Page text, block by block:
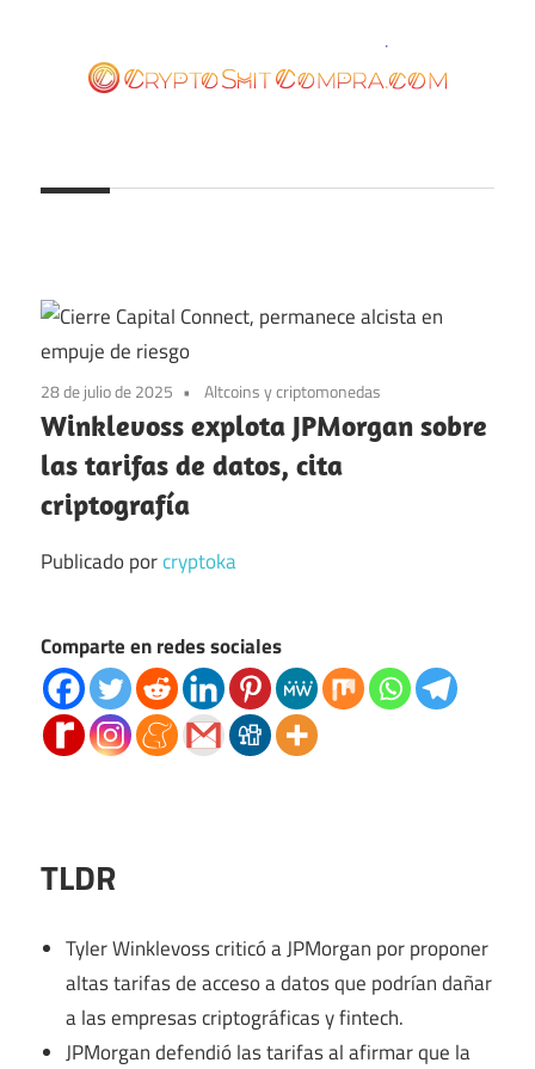
contenido
28 de julio de 2025 Altcoins y criptomonedas
Winklevoss explota JPMorgan sobre
las tarifas de datos, cita
criptografía
Publicado porcryptoka
Comparte en redes sociales
TLDR
Tyler Winklevoss criticó a JPMorgan por proponer
altas tarifas de acceso a datos que podrían dañar
a las empresas criptográficas y fintech.
JPMorgan defendió las tarifas al afirmar que la